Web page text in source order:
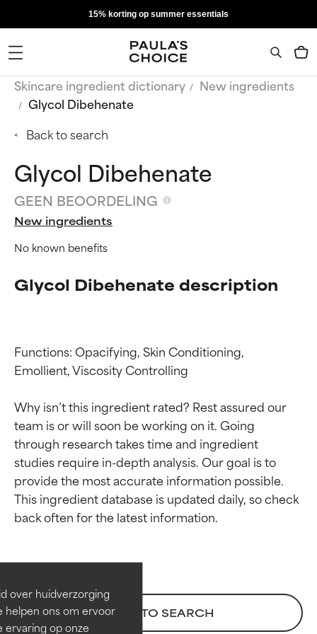
over huidverzorging
helpen ons om ervoor
ervaring op onze
15% korting op summer essentials
Skincare ingredient dictionary
New ingredients
Glycol Dibehenate
Back to search
Glycol Dibehenate
GEEN BEOORDELING
New ingredients
No known benefits
Glycol Dibehenate description
Functions: Opacifying, Skin Conditioning,
Emollient, Viscosity Controlling
Why isn’t this ingredient rated? Rest assured our
team is or will soon be working on it. Going
through research takes time and ingredient
studies require in-depth analysis. Our goal is to
provide the most accurate information possible.
This ingredient database is updated daily, so check
BACK TO SEARCH
Beoordelingen van
ingrediënten
Bewezen en ondersteund door
onafhankelijk onderzoek.
Uitstekend actief ingrediënt
Beoordelingen van
ingrediënten
Bewezen en ondersteund door
onafhankelijk onderzoek.
Uitstekend actief ingrediënt